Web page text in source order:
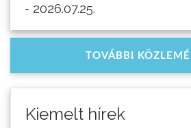
- 2026.07.25.
TOVÁBBI
Kiemelt hírek